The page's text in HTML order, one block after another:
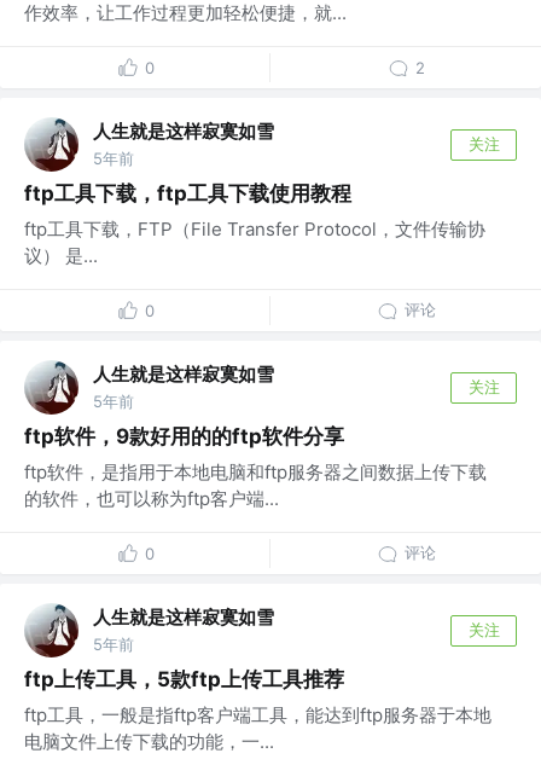
作效率，让工作过程更加轻松便捷，就...
0 2
人生就是这样寂寞如雪
5年前
关注
ftp工具下载，ftp工具下载使用教程
ftp工具下载，FTP（File Transfer Protocol，文件传输协
议） 是...
0 评论
人生就是这样寂寞如雪
5年前
关注
ftp软件，9款好用的的ftp软件分享
ftp软件，是指用于本地电脑和ftp服务器之间数据上传下载
的软件，也可以称为ftp客户端...
0 评论
人生就是这样寂寞如雪
5年前
关注
ftp上传工具，5款ftp上传工具推荐
ftp工具，一般是指ftp客户端工具，能达到ftp服务器于本地
电脑文件上传下载的功能，一...